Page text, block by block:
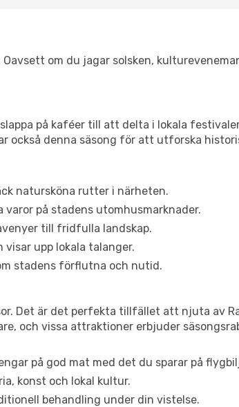
om du jagar solsken,
på kaféer till att delta i lokala
också denna säsong för att utforska
natursköna rutter i närheten.
på stadens utomhusmarknader.
till fridfulla landskap.
upp lokala talanger.
stadens förflutna och nutid.
Det är det perfekta tillfället att njuta av
och vissa attraktioner erbjuder
på god mat med det du sparar på
konst och lokal kultur.
behandling under din vistelse.